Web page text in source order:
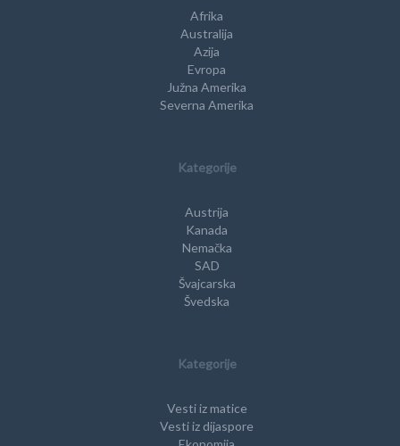
Afrika
Australija
Azija
Evropa
Južna Amerika
Severna Amerika
Kategorije
Austrija
Kanada
Nemačka
SAD
Švajcarska
Švedska
Kategorije
Vesti iz matice
Vesti iz dijaspore